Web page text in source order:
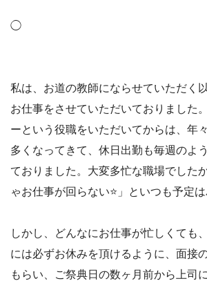
◯
私は、お道の教師にならせていただく
お仕事をさせていただいておりました
ーという役職をいただいてからは、年
多くなってきて、休日出勤も毎週のよ
ておりました。大変多忙な職場でした
ゃお仕事が回らない⭐ 」といつも予定
しかし、どんなにお仕事が忙しくても
には必ずお休みを頂けるように、面接
もらい、ご祭典日の数ヶ月前から上司